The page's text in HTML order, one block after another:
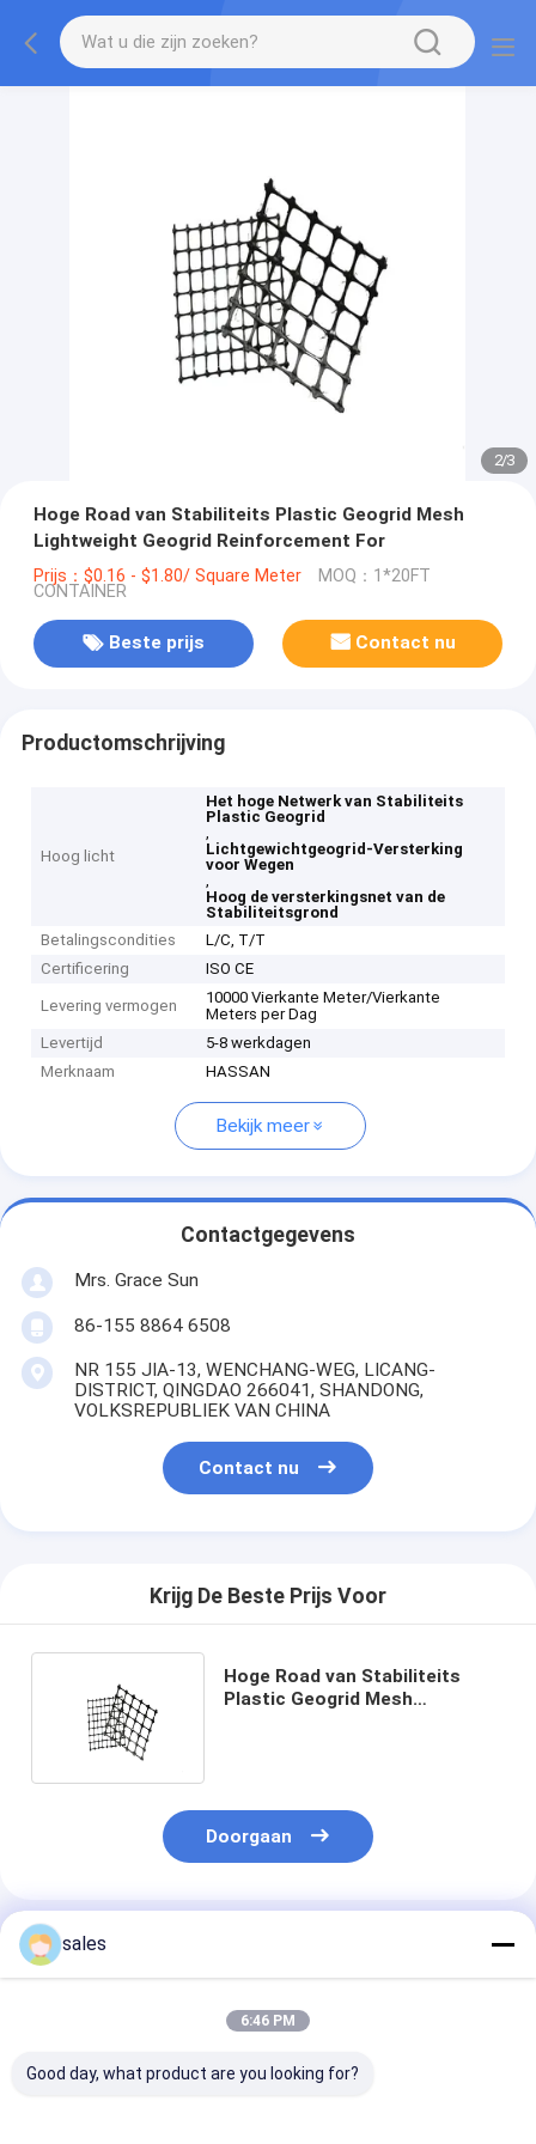
2/3
Hoge Road van Stabiliteits Plastic Geogrid Mesh
Lightweight Geogrid Reinforcement For
Prijs：$0.16 - $1.80/ Square Meter MOQ：1*20FT
CONTAINER
Beste prijs Contact nu
Productomschrijving
Hoog licht
Het hoge Netwerk van Stabiliteits
Plastic Geogrid
,
Lichtgewichtgeogrid-Versterking
voor Wegen
,
Hoog de versterkingsnet van de
Stabiliteitsgrond
Betalingscondities
L/C, T/T
Certificering
ISO CE
Levering vermogen
10000 Vierkante Meter/Vierkante
Meters per Dag
Levertijd
5-8 werkdagen
Merknaam
HASSAN
Bekijk meer
Contactgegevens
Mrs. Grace Sun
86-155 8864 6508
NR 155 JIA-13, WENCHANG-WEG, LICANG-
DISTRICT, QINGDAO 266041, SHANDONG,
VOLKSREPUBLIEK VAN CHINA
Contact nu
Krijg De Beste Prijs Voor
Hoge Road van Stabiliteits
Plastic Geogrid Mesh
Doorgaan
Geadviseerde Producten
sales
6:46 PM
Good day, what product are you looking for?